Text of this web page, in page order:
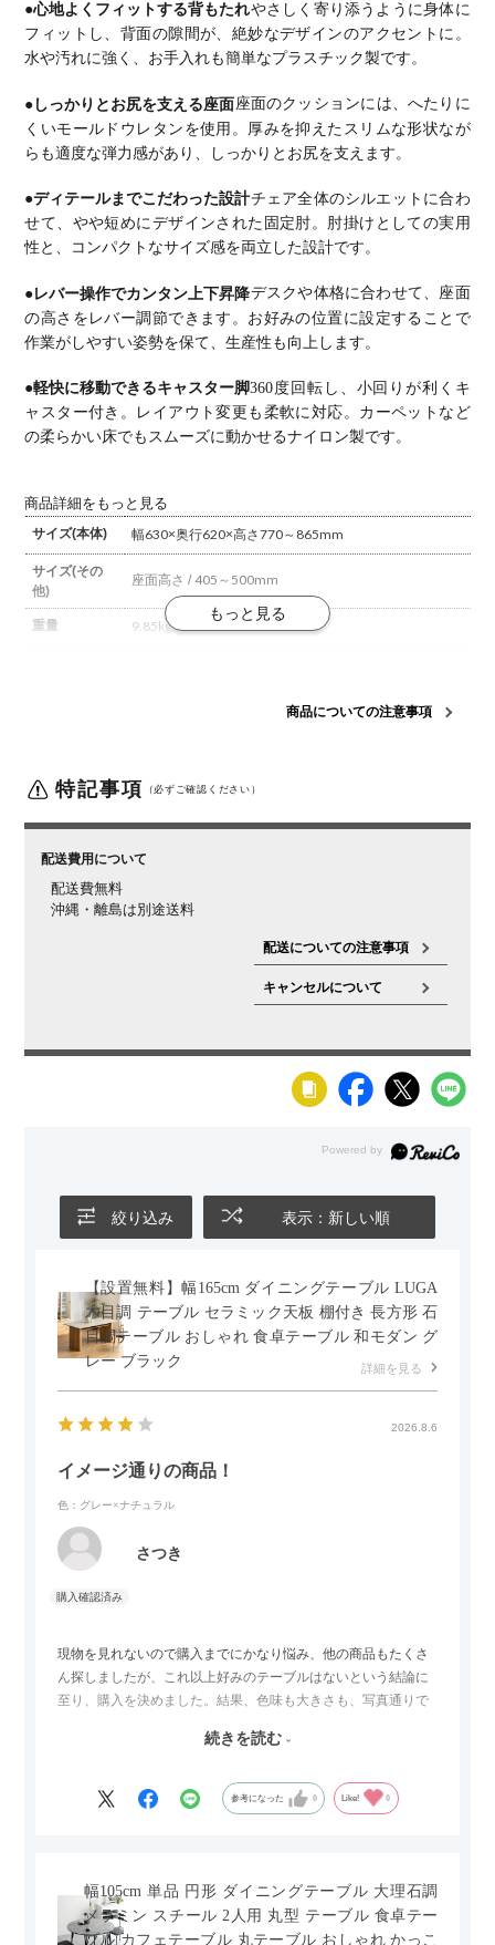
●心地よくフィットする背もたれやさしく寄り添うように身体に
フィットし、背面の隙間が、絶妙なデザインのアクセントに。
水や汚れに強く、お手入れも簡単なプラスチック製です。
●しっかりとお尻を支える座面 座面のクッションには、へたりに
くいモールドウレタンを使用。
厚みを抑えたスリムな形状なが
らも適度な弾力感があり、しっかりとお尻を支えます。
●ディテールまでこだわった設計チェア全体のシルエットに合わ
せて、やや短めにデザインされた固定肘。 肘掛けとしての実用
性と、コンパクトなサイズ感を両立した設計です。
●レバー操作でカンタン上下昇降デスクや体格に合わせて、座面
の高さをレバー調節できます。 お好みの位置に設定することで
作業がしやすい姿勢を保て、生産性も向上します。
●軽快に移動できるキャスター脚360度回転し、小回りが利くキ
ャスター付き。
レイアウト変更も柔軟に対応。 カーペットなど
の柔らかい床でもスムーズに動かせるナイロン製です。
商品詳細をもっと見る
サイズ(本体)
幅630×奥行620×高さ770～865mm
サイズ(その
他)
座面高さ / 405～500mm
重量 9.85kg
座受けカバー / ナイロン【張り
キャスター
商品についての注意事項
特記事項 （必ずご確認ください）
配送費用について
配送費無料
沖縄・離島は別途送料
配送についての注意事項
キャンセルについて
絞り込み 表示：新しい順
【設置無料】幅165cm ダイニングテーブル LUGA
木目調 テーブル セラミック天板 棚付き 長方形 石
目調テーブル おしゃれ 食卓テーブル 和モダン グ
レー ブラック
詳細を見る
2026.8.6
イメージ通りの商品！
色：グレー×ナチュラル
さつき
現物を見れないので購入までにかなり悩み、他の商品もたくさ
ん探しましたが、これ以上好みのテーブルはないという結論に
至り、購入を決めました。結果、色味も大きさも、写真通りで
セラミック天板が思った以上に滑りが良く、汚れも拭きやすい
はいけないかもしれません。天板が冷たいので冬にどうなるの
かなというのも気になります。
続きを読む
参考になった 0 Like! 0
幅105cm 単品 円形 ダイニングテーブル 大理石調
メラミン スチール 2人用 丸型 テーブル 食卓テー
ブル カフェテーブル 丸テーブル おしゃれ かっこ